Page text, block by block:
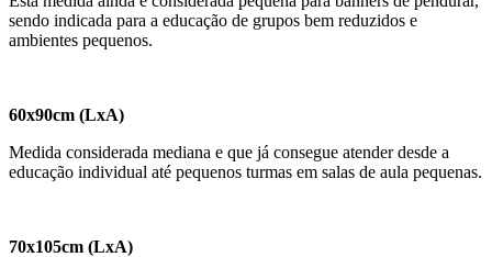
sendo indicada para a educação de grupos bem reduzidos e
ambientes pequenos.
60x90cm (LxA)
Medida considerada mediana e que já consegue atender desde a
educação individual até pequenos turmas em salas de aula pequenas.
70x105cm (LxA)